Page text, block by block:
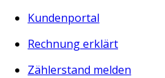
Kundenportal
Rechnung erklärt
Zählerstand melden